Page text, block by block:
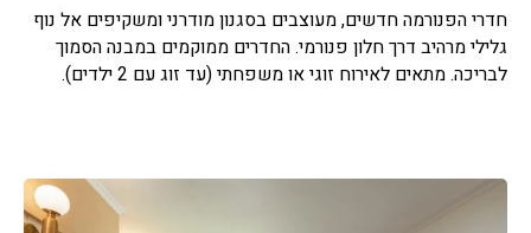
חדרי הפנורמה חדשים, מעוצבים בסגנון מודרני ומשקיפים אל נוף
גלילי מרהיב דרך חלון פנורמי. החדרים ממוקמים במבנה הסמוך
לבריכה. מתאים לאירוח זוגי או משפחתי (עד זוג עם 2 ילדים).